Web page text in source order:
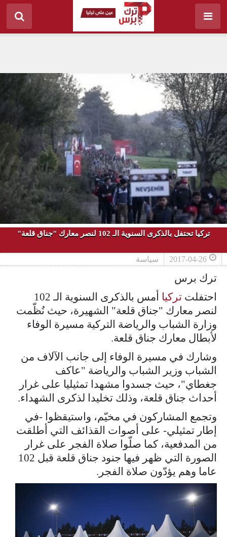
تركيا تحتفل بالذكرى السنوية الـ 102 لنصر معارك "جناق قلعة"
2017-04-26 سياسة
ترك برس
احتفلت تركيا
أمس بالذكرى السنوية الـ 102
لنصر معارك "جناق قلعة" الشهيرة، حيث نُظّمت
وزارة الشباب والرياضة التركية مسيرة الوفاء
لأبطال معارك جناق قلعة.
وشارك في مسيرة الوفاء إلى جانب الآلاف من
الشباب وزير الشباب والرياضة "عاكف
جغطاي"، حيث جسدوا مشهدا تمثيليا على غرار
أحداث جناق قلعة، وذلك تخليدا لذكرى الشهداء.
وتجمع المشاركون في مخيّم، واستيقظوا -في
إطار تمثيلي- على أصوات القذائف التي أطلقت
من المدفعية، كما صلّوا صلاة الفجر على غرار
الصورة التي ظهر فيها جنود جناق قلعة قبل 102
عاما وهم يؤدّون صلاة الفجر.